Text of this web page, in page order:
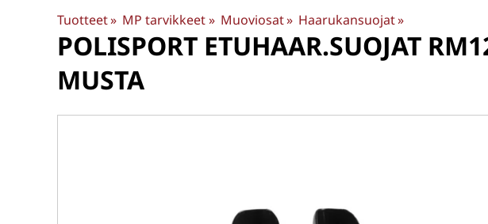
Tuotteet‪» MP tarvikkeet‪» Muoviosat‪» Haarukansuojat‪»
POLISPORT ETUHAAR.SUOJAT
MUSTA